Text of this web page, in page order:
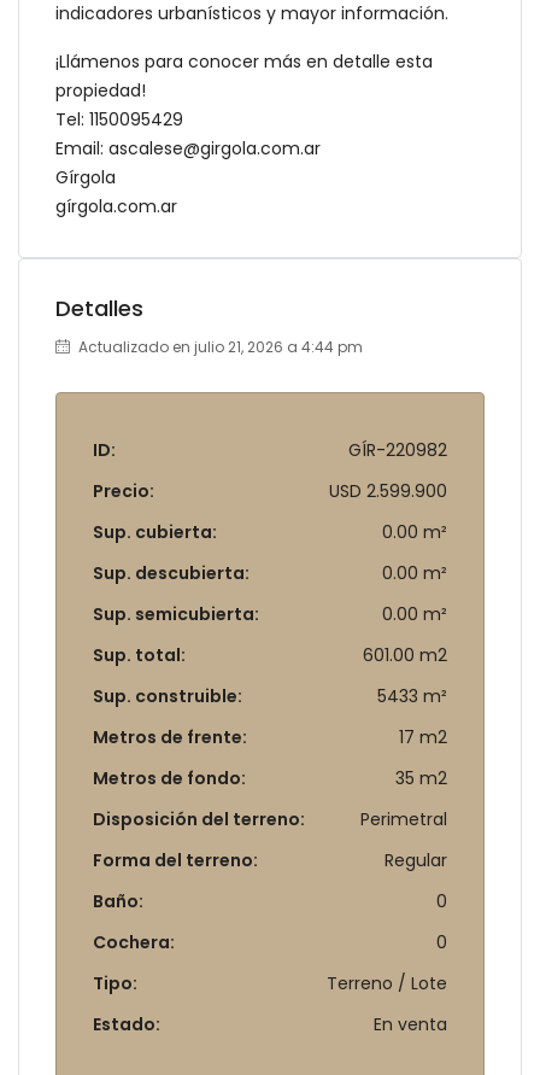
indicadores urbanísticos y mayor información.
¡Llámenos para conocer más en detalle esta
propiedad!
Tel: 1150095429
Email: ascalese@girgola.com.ar
Gírgola
gírgola.com.ar
Detalles
Actualizado en julio 21, 2026 a 4:44 pm
ID:
GÍR-220982
Precio:
USD 2.599.900
Sup. cubierta:
0.00 m²
Sup. descubierta:
0.00 m²
Sup. semicubierta:
0.00 m²
Sup. total:
601.00 m2
Sup. construible:
5433 m²
Metros de frente:
17 m2
Metros de fondo:
35 m2
Disposición del terreno:
Perimetral
Forma del terreno:
Regular
Baño:
0
Cochera:
0
Tipo:
Terreno / Lote
Estado:
En venta